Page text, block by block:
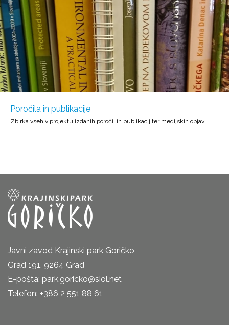
Poročila in publikacije
Zbirka vseh v projektu izdanih poročil in publikacij ter medijskih objav.
Javni zavod Krajinski park Goričko
Grad 191, 9264 Grad
E-pošta: park.goricko@siol.net
Telefon: +386 2 551 88 61